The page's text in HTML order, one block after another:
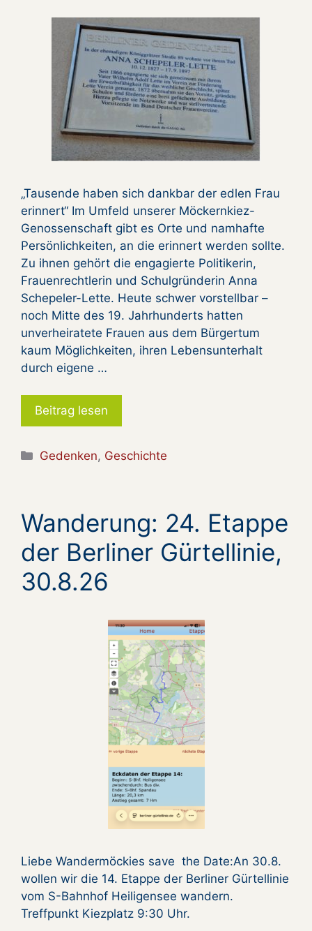
„Tausende haben sich dankbar der edlen Frau
erinnert“ Im Umfeld unserer Möckernkiez-
Genossenschaft gibt es Orte und namhafte
Persönlichkeiten, an die erinnert werden sollte.
Zu ihnen gehört die engagierte Politikerin,
Frauenrechtlerin und Schulgründerin Anna
Schepeler-Lette. Heute schwer vorstellbar –
noch Mitte des 19. Jahrhunderts hatten
unverheiratete Frauen aus dem Bürgertum
kaum Möglichkeiten, ihren Lebensunterhalt
durch eigene …
Beitrag lesen
Kategorien
Gedenken, Geschichte
Wanderung: 24. Etappe
der Berliner Gürtellinie,
30.8.26
Liebe Wandermöckies save the Date:An 30.8.
wollen wir die 14. Etappe der Berliner Gürtellinie
vom S-Bahnhof Heiligensee wandern.
Treffpunkt Kiezplatz 9:30 Uhr.